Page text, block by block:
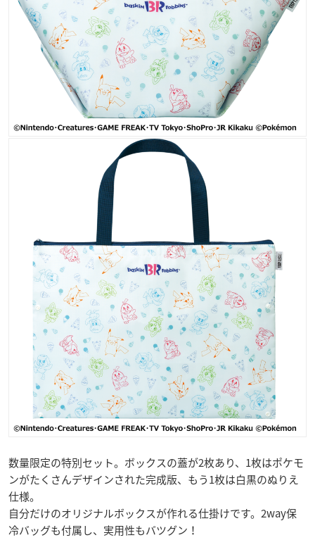
数量限定の特別セット。ボックスの蓋が2枚あり、1枚はポケモ
ンがたくさんデザインされた完成版、もう1枚は白黒のぬりえ
仕様。
自分だけのオリジナルボックスが作れる仕掛けです。2way保
冷バッグも付属し、実用性もバツグン！